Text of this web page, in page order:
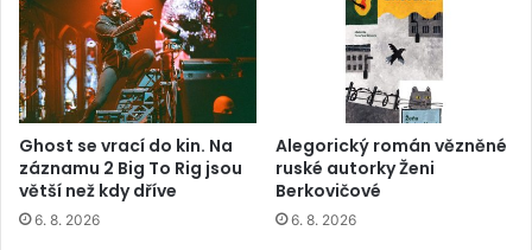
Ghost se vrací do kin. Na
záznamu 2 Big To Rig jsou
větší než kdy dříve
6. 8. 2026
Alegorický román vězněné
ruské autorky Ženi
Berkovičové
6. 8. 2026